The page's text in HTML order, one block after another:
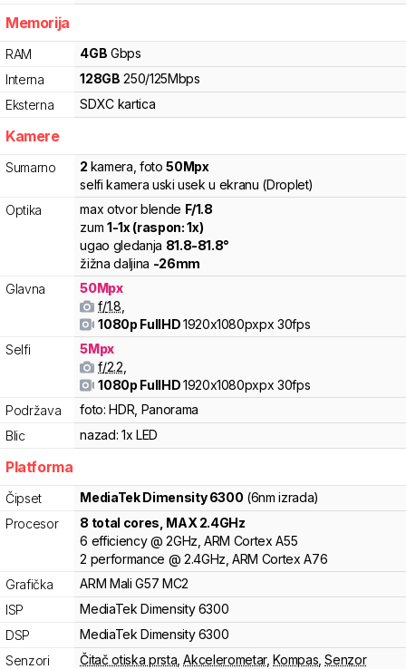
Memorija
RAM 4GB Gbps
Interna
128GB 250/125Mbps
Eksterna
SDXC kartica
Kamere
Sumarno 2 kamera foto50Mpx
selfi kamera uski usek u ekranu (Droplet)
Optika
max otvor blende F/1.8
zum1-1x (raspon:1x)
ugao gledanja 81.8-81.8°
žižna daljina -26mm
Glavna
50Mpx
f/1.8
1080p FullHD1920x1080pxpx30fps
Selfi
5Mpx
f/2.2
1080p FullHD1920x1080pxpx30fps
Podržava
foto: HDR, Panorama
Blic
nazad: 1x LED
Platforma
Čipset MediaTekDimensity 6300 (6nm izrada)
Procesor
8 total cores , MAX 2.4GHz
6 efficiency @ 2GHz,ARM Cortex A55
2 performance @ 2.4GHz,ARM Cortex A76
Grafička
ARM Mali G57 MC2
ISP
MediaTek Dimensity 6300
DSP
MediaTek Dimensity 6300
Senzori
Čitač otiska prsta ,Akcelerometar,Kompas ,Senzor